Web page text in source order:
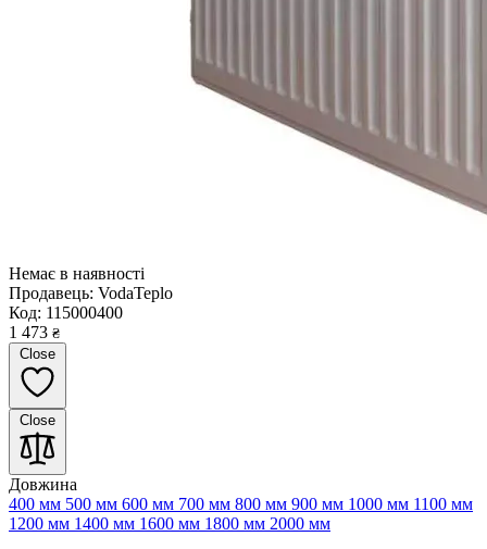
Немає в наявності
Продавець: VodaTeplo
Код: 115000400
1 473 ₴
Close
Close
Довжина
400 мм 500 мм 600 мм 700 мм 800 мм 900 мм 1000 мм 1100 мм
1200 мм 1400 мм 1600 мм 1800 мм 2000 мм